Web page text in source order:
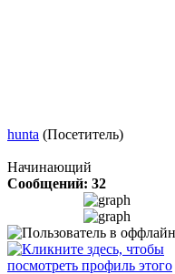
hunta (Посетитель)
Начинающий
Сообщений: 32